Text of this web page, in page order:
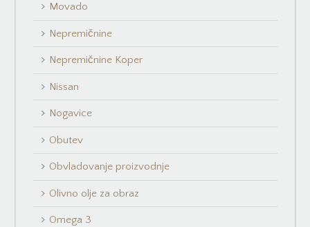
Movado
Nepremičnine
Nepremičnine Koper
Nissan
Nogavice
Obutev
Obvladovanje proizvodnje
Olivno olje za obraz
Omega 3